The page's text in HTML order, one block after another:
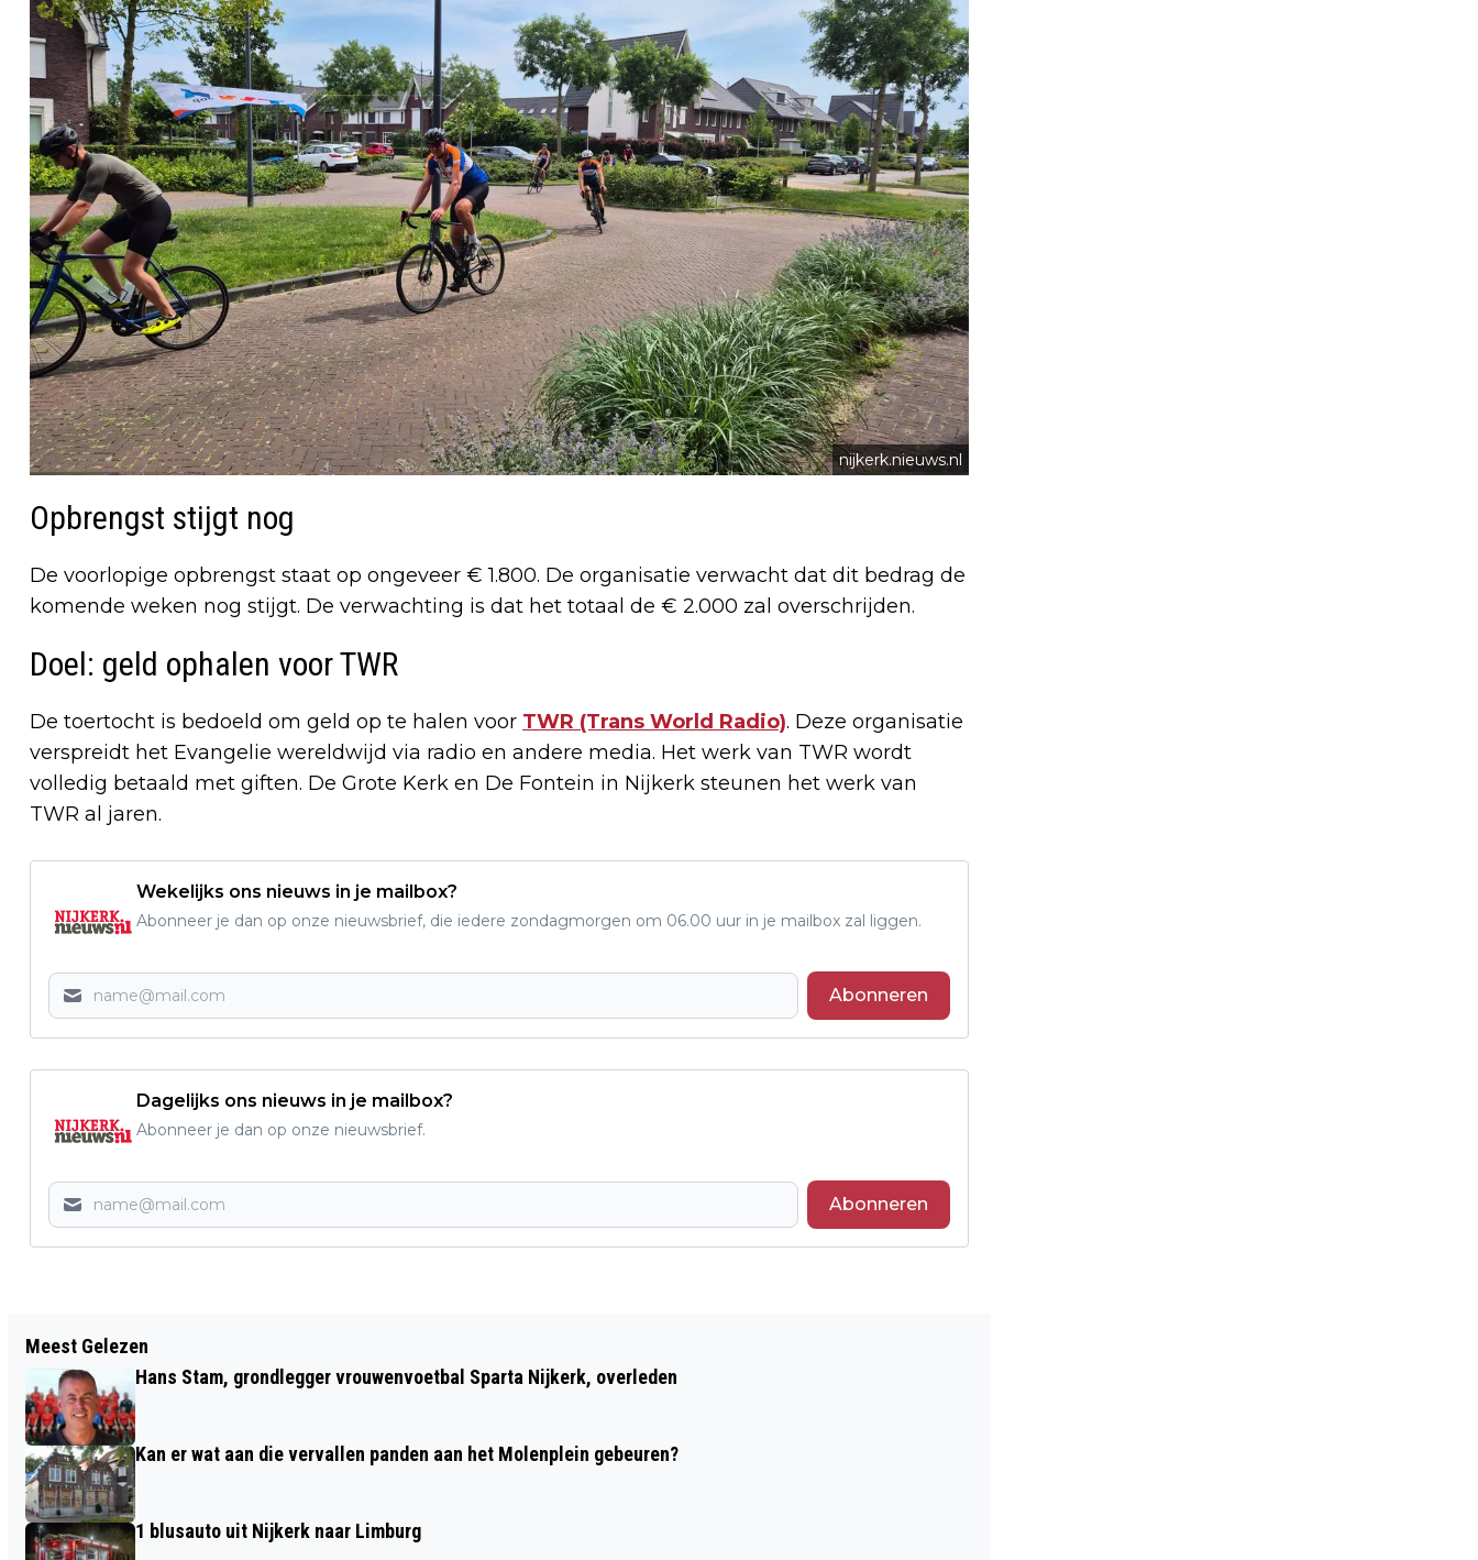
nijkerk.nieuws.nl
Opbrengst stijgt nog
De voorlopige opbrengst staat op ongeveer € 1.800. De organisatie verwacht dat dit bedrag de
komende weken nog stijgt. De verwachting is dat het totaal de € 2.000 zal overschrijden.
Doel: geld ophalen voor TWR
De toertocht is bedoeld om geld op te halen voor TWR (Trans World Radio). Deze organisatie
verspreidt het Evangelie wereldwijd via radio en andere media. Het werk van TWR wordt
volledig betaald met giften. De Grote Kerk en De Fontein in Nijkerk steunen het werk van
TWR al jaren.
Wekelijks ons nieuws in je mailbox?
Abonneer je dan op onze nieuwsbrief, die iedere zondagmorgen om 06.00 uur in je mailbox zal liggen.
Abonneren
Dagelijks ons nieuws in je mailbox?
Abonneer je dan op onze nieuwsbrief.
Abonneren
27.06 VANDAAG IS HET DE DAG VAN...
BLOEMENDAALSEWEG
Meest Gelezen
Hans Stam, grondlegger vrouwenvoetbal Sparta Nijkerk, overleden
Kan er wat aan die vervallen panden aan het Molenplein gebeuren?
1 blusauto uit Nijkerk naar Limburg